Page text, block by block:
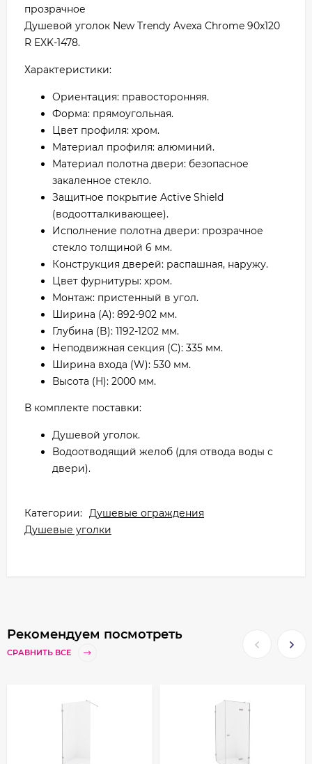
прозрачное
Душевой уголок New Trendy Avexa Chrome 90х120
R EXK-1478.
Характеристики:
Ориентация: правосторонняя.
Форма: прямоугольная.
Цвет профиля: хром.
Материал профиля: алюминий.
Материал полотна двери: безопасное
закаленное стекло.
Защитное покрытие Active Shield
(водоотталкивающее).
Исполнение полотна двери: прозрачное
стекло толщиной 6 мм.
Конструкция дверей: распашная, наружу.
Цвет фурнитуры: хром.
Монтаж: пристенный в угол.
Ширина (A): 892-902 мм.
Глубина (B): 1192-1202 мм.
Неподвижная секция (C): 335 мм.
Ширина входа (W): 530 мм.
Высота (H): 2000 мм.
В комплекте поставки:
Душевой уголок.
Водоотводящий желоб (для отвода воды с
двери).
Категории: Душевые ограждения
Душевые уголки
Рекомендуем посмотреть
СРАВНИТЬ ВСЕ